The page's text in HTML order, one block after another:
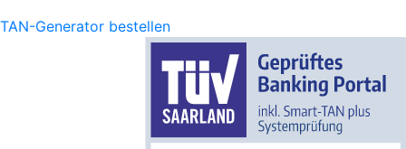
TAN-Generator bestellen